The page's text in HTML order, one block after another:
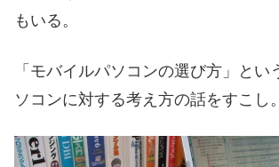
もいる。
「モバイルパソコンの選び方」とい
ソコンに対する考え方の話をすこし。